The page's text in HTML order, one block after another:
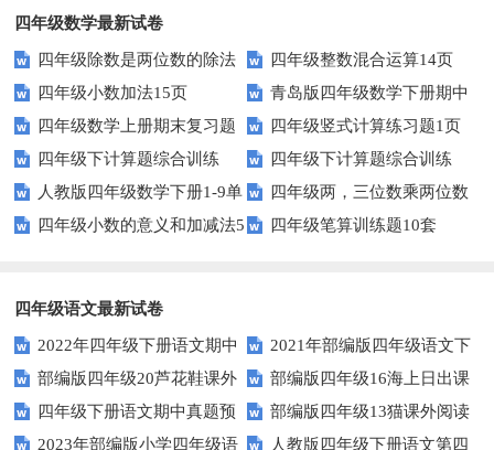
四年级数学最新试卷
四年级除数是两位数的除法
11页
四年级整数混合运算14页
四年级小数加法15页
青岛版四年级数学下册期中
测试题及答案
四年级数学上册期末复习题
及详细答案(5套)
四年级竖式计算练习题1页
（无答案）
四年级下计算题综合训练
（师版）
四年级下计算题综合训练
（学生版）
人教版四年级数学下册1-9单
元试题(含期中及3套期末)
四年级两，三位数乘两位数
22页
四年级小数的意义和加减法5
四年级笔算训练题10套
四年级语文最新试卷
2022年四年级下册语文期中
素养评价卷（含答案）
2021年部编版四年级语文下
册句子专项练习题及答案
部编版四年级20芦花鞋课外
阅读练习题及答案
部编版四年级16海上日出课
外阅读练习题及答案
四年级下册语文期中真题预
测卷（6)（人教部编版，含答
部编版四年级13猫课外阅读
练习题及答案
2023年部编版小学四年级语 人教版四年级下册语文第四